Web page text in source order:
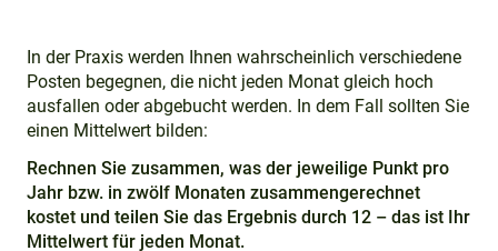
In der Praxis werden Ihnen wahrscheinlich verschiedene
Posten begegnen, die nicht jeden Monat gleich hoch
ausfallen oder abgebucht werden. In dem Fall sollten Sie
einen Mittelwert bilden:
Rechnen Sie zusammen, was der jeweilige Punkt pro
Jahr bzw. in zwölf Monaten zusammengerechnet
kostet und teilen Sie das Ergebnis durch 12 – das ist Ihr
Mittelwert für jeden Monat.